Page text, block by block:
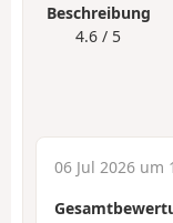
Beschreibung
4.6 / 5
06 Jul 2026 um